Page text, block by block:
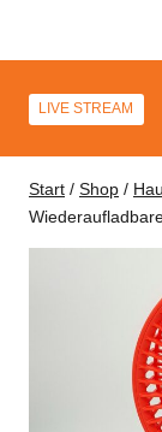
LIVE STREAM
Start / Shop /